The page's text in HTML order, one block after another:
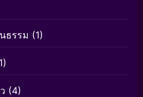
ธรรม (1)
(4)